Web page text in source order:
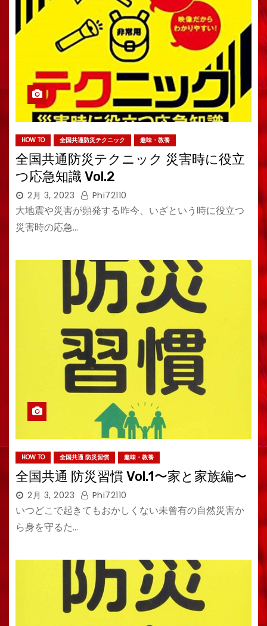
HOW TO 全国共通防災テクニック 趣味・教養
全国共通防災テクニック 災害時に役立
つ応急知識 Vol.2
2月 3, 2023 Phi72110
大地震や災害が頻発する昨今、いざという時に役立つ
災害時の応急…
HOW TO 全国共通 防災習慣 趣味・教養
全国共通 防災習慣 Vol.1〜家と家族編〜
2月 3, 2023 Phi72110
いつどこで起きてもおかしくない未曾有の自然災害か
ら身を守るた…